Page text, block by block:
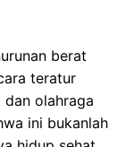
berat
teratur
olahraga
ini bukanlah